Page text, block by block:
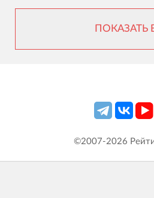
ПОКАЗАТЬ
©2007-2026